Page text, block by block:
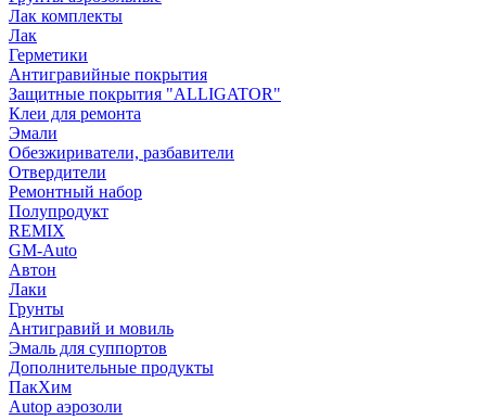
Лак комплекты
Лак
Герметики
Антигравийные покрытия
Защитные покрытия "ALLIGATOR"
Клеи для ремонта
Эмали
Обезжириватели, разбавители
Отвердители
Ремонтный набор
Полупродукт
REMIX
GM-Auto
Автон
Лаки
Грунты
Антигравий и мовиль
Эмаль для суппортов
Дополнительные продукты
ПакХим
Autop аэрозоли